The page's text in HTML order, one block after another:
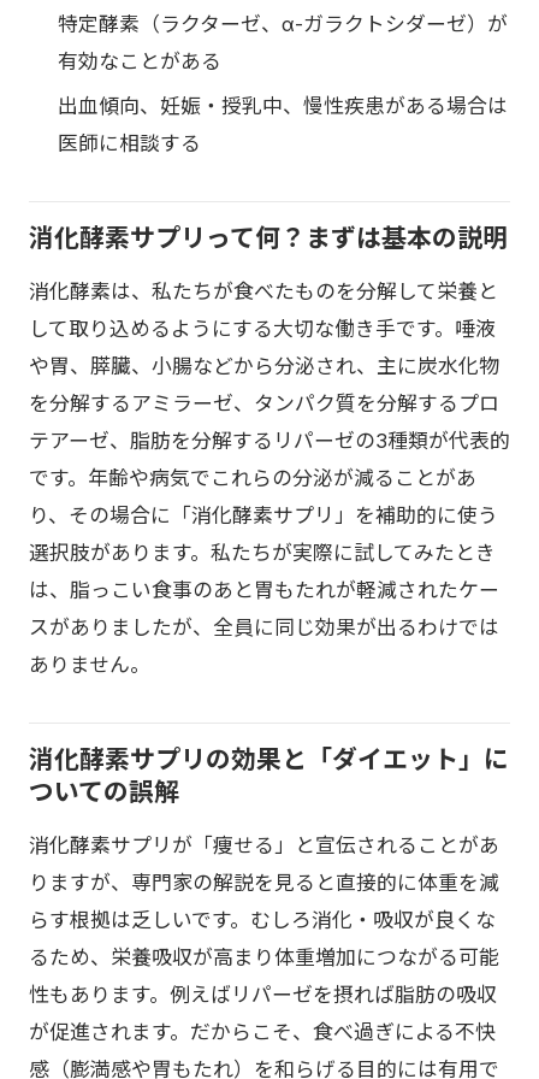
特定酵素（ラクターゼ、α-ガラクトシダーゼ）が
有効なことがある
出血傾向、妊娠・授乳中、慢性疾患がある場合は
医師に相談する
消化酵素サプリって何？まずは基本の説明
消化酵素は、私たちが食べたものを分解して栄養と
して取り込めるようにする大切な働き手です。唾液
や胃、膵臓、小腸などから分泌され、主に炭水化物
を分解するアミラーゼ、タンパク質を分解するプロ
テアーゼ、脂肪を分解するリパーゼの3種類が代表的
です。年齢や病気でこれらの分泌が減ることがあ
り、その場合に「消化酵素サプリ」を補助的に使う
選択肢があります。私たちが実際に試してみたとき
は、脂っこい食事のあと胃もたれが軽減されたケー
スがありましたが、全員に同じ効果が出るわけでは
ありません。
消化酵素サプリの効果と「ダイエット」に
ついての誤解
消化酵素サプリが「痩せる」と宣伝されることがあ
りますが、専門家の解説を見ると直接的に体重を減
らす根拠は乏しいです。むしろ消化・吸収が良くな
るため、栄養吸収が高まり体重増加につながる可能
性もあります。例えばリパーゼを摂れば脂肪の吸収
が促進されます。だからこそ、食べ過ぎによる不快
感（膨満感や胃もたれ）を和らげる目的には有用で